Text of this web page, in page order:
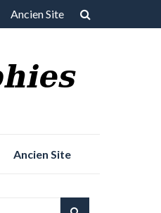
Ancien Site
Ancien Site